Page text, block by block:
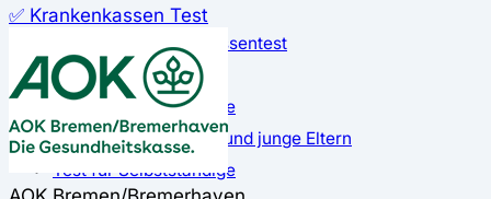
✅ Krankenkassen Test
Der große Krankenkassentest
Test für Studierende
Test für Auszubildende
Test für Schwangere und junge Eltern
Test für Selbstständige